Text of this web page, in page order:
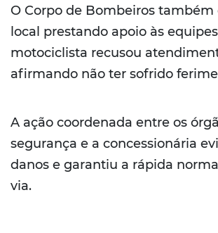
O Corpo de Bombeiros também
local prestando apoio às
motociclista recusou
afirmando não ter sofrido
A ação coordenada entre os
segurança e a concessionária
danos e garantiu a rápida
via.